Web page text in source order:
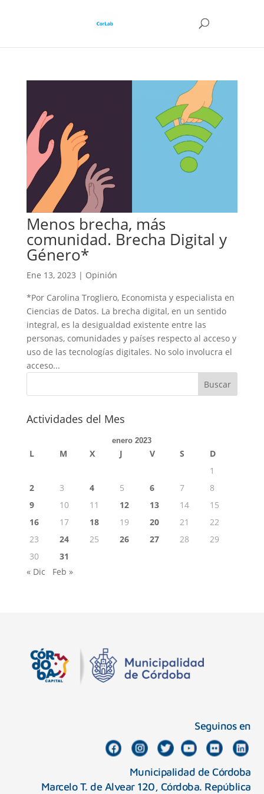
Menos brecha, más
comunidad. Brecha Digital y
Género*
Ene 13, 2023 | Opinión
*Por Carolina Trogliero, Economista y especialista en
Ciencias de Datos. La brecha digital, en un sentido
integral, es la desigualdad existente entre las
personas, comunidades y países respecto al acceso y
uso de las tecnologías digitales. No solo involucra el
acceso...
Actividades del Mes
enero 2023
L M X J V S
D
1
2
3 4 5 6 7
8
9
10 11 12 13 14
15
16
17 18 19 20 21
22
23
24 25 26 27 28
29
30
31
« Dic
Feb »
Seguinos en
Municipalidad de Córdoba
Marcelo T. de Alvear 120, Córdoba. República